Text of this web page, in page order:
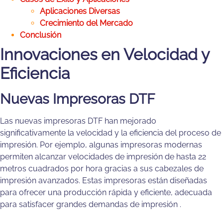
Aplicaciones Diversas
Crecimiento del Mercado
Conclusión
Innovaciones en Velocidad y
Eficiencia
Nuevas Impresoras DTF
Las nuevas impresoras DTF han mejorado
significativamente la velocidad y la eficiencia del proceso de
impresión. Por ejemplo, algunas impresoras modernas
permiten alcanzar velocidades de impresión de hasta 22
metros cuadrados por hora gracias a sus cabezales de
impresión avanzados. Estas impresoras están diseñadas
para ofrecer una producción rápida y eficiente, adecuada
para satisfacer grandes demandas de impresión​ .